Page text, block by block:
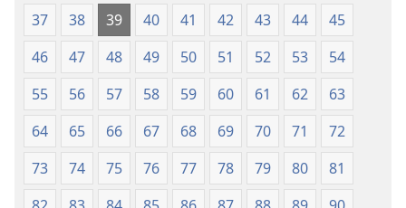
Jepesi)
37
38 39 40 41 42 43 44
45
46
47 48 49 50 51 52 53
54
55
56 57 58 59 60 61 62
63
64
65 66 67 68 69 70 71
72
73
74 75 76 77 78 79 80
81